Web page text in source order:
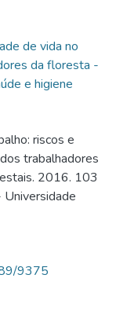
de vida no
da floresta -
e higiene
riscos e
trabalhadores
2016. 103
9375